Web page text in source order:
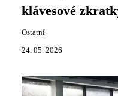
klávesové
Ostatní
24. 05. 2026